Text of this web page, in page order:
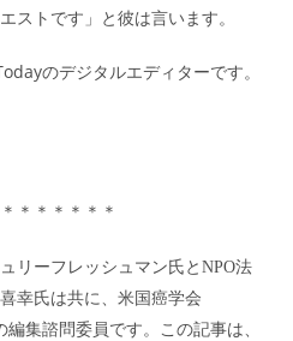
ストです」と彼は言います。
のデジタルエディターです。
＊＊＊＊＊＊
リーフレッシュマン氏とNPO法
幸氏は共に、米国癌学会
編集諮問委員です。この記事は、